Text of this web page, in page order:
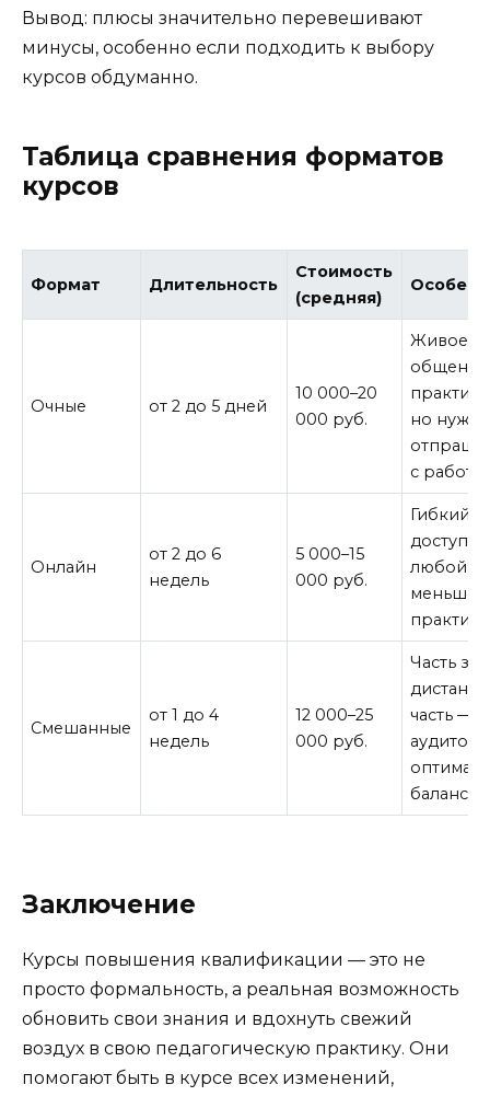
Вывод: плюсы значительно перевешивают
минусы, особенно если подходить к выбору
курсов обдуманно.
Таблица сравнения форматов
курсов
Формат Длительность
Стоимость
(средняя)
Очные от 2 до 5 дней
10 000–20
000 руб.
Живое
но
с работы.
Онлайн
от 2 до 6
недель
5 000–15
000 руб.
Гибкий
доступ
любой
меньше
Смешанные
от 1 до 4
недель
12 000–25
000 руб.
Часть
часть — в
баланс.
Заключение
Курсы повышения квалификации — это не
просто формальность, а реальная возможность
обновить свои знания и вдохнуть свежий
воздух в свою педагогическую практику. Они
помогают быть в курсе всех изменений,